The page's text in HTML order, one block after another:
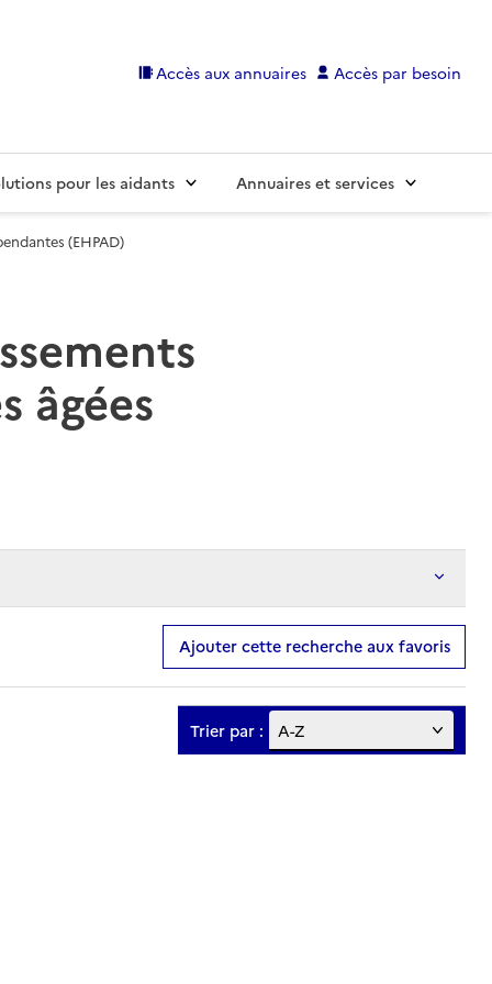
Accès aux annuaires Accès par besoin
pour les aidants Annuaires et services
(EHPAD)
âgées
Ajouter cette recherche aux favoris
Trier par :